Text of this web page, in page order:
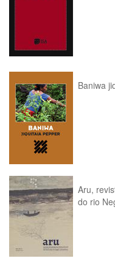
Baniwa
Aru,
do rio